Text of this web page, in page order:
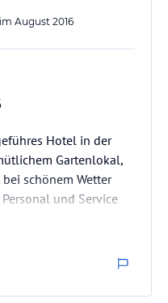
August 2016
Hotel in der
Gartenlokal,
schönem Wetter
und Service